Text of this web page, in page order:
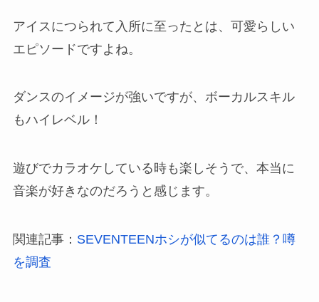
アイスにつられて入所に至ったとは、可愛らしい
エピソードですよね。
ダンスのイメージが強いですが、ボーカルスキル
もハイレベル！
遊びでカラオケしている時も楽しそうで、本当に
音楽が好きなのだろうと感じます。
関連記事： SEVENTEENホシが似てるのは誰？噂
を調査